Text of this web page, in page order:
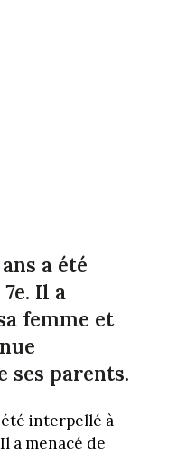
a été
Il a
femme et
ses parents.
été interpellé à
a menacé de